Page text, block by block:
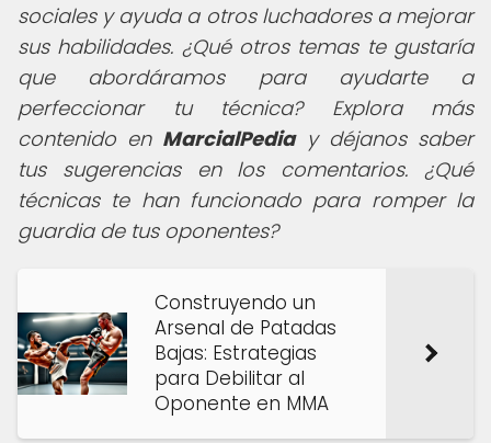
sociales y ayuda a otros luchadores a mejorar
sus habilidades. ¿Qué otros temas te gustaría
que abordáramos para ayudarte a
perfeccionar tu técnica? Explora más
contenido en MarcialPediay déjanos saber
tus sugerencias en los comentarios. ¿Qué
técnicas te han funcionado para romper la
guardia de tus oponentes?
Construyendo un
Arsenal de Patadas
Bajas: Estrategias
para Debilitar al
Oponente en MMA